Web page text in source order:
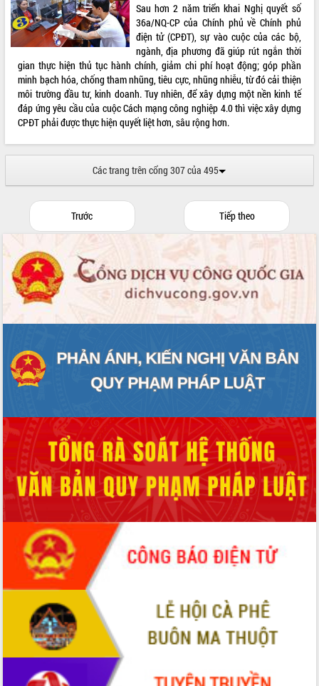
Sau hơn 2 năm triển khai Nghị quyết số
36a/NQ-CP của Chính phủ về Chính phủ
điện tử (CPĐT), sự vào cuộc của các bộ,
ngành, địa phương đã giúp rút ngắn thời
gian thực hiện thủ tục hành chính, giảm chi phí hoạt động; góp phần
minh bạch hóa, chống tham nhũng, tiêu cực, nhũng nhiễu, từ đó cải thiện
môi trường đầu tư, kinh doanh. Tuy nhiên, để xây dựng một nền kinh tế
đáp ứng yêu cầu của cuộc Cách mạng công nghiệp 4.0 thì việc xây dựng
CPĐT phải được thực hiện quyết liệt hơn, sâu rộng hơn.
Các trang trên cổng 307 của 495
Trước Tiếp theo